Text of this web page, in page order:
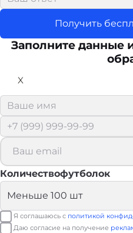
Получить
Заполните данные
X
Количествофутболок
Я соглашаюсь с политикой
Даю согласие на получение